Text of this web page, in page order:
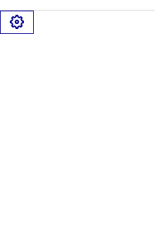
Gérer les cookies